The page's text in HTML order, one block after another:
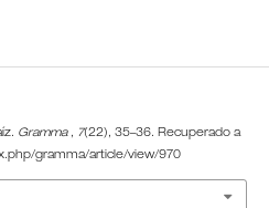
Gramma , 7(22), 35–36. Recuperado a
gramma/article/view/970